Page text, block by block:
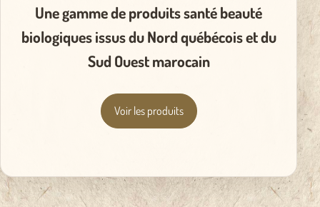
Une gamme de produits santé beauté
biologiques issus du Nord québécois et du
Sud Ouest marocain
Voir les produits